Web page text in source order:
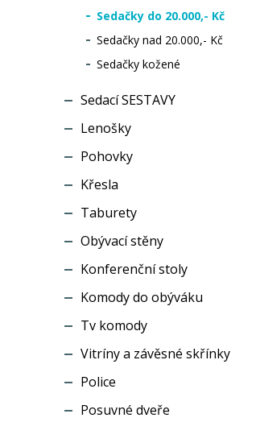
Sedačky do 20.000,- Kč
Sedačky nad 20.000,- Kč
Sedačky kožené
Sedací SESTAVY
Lenošky
Pohovky
Křesla
Taburety
Obývací stěny
Konferenční stoly
Komody do obýváku
Tv komody
Vitríny a závěsné skřínky
Police
Posuvné dveře